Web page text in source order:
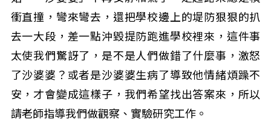
衝直撞，彎來彎去，還把學校邊上的堤防狠狠的扒
去一大段，差一點沖毀提防跑進學校裡來，這件事
太使我們驚訝了，是不是人們做錯了什麼事，激怒
了沙婆婆？或者是沙婆婆生病了導致他情緒煩躁不
安，才會變成這樣子，我們希望找出答案來，所以
請老師指導我們做觀察、實驗研究工作。